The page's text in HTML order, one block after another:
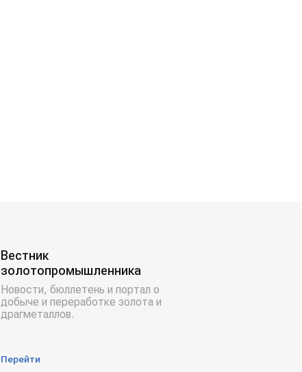
Вестник
золотопромышленника
Новости, бюллетень и портал о
добыче и переработке золота и
драгметаллов.
Перейти